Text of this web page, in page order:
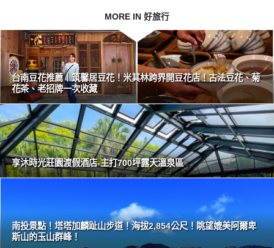
MORE IN 好旅行
台南豆花推薦｜筑馨居豆花！米其林跨界開豆花店！古法豆花、菊
花茶、老招牌一次收藏
享沐時光莊園渡假酒店-主打700坪露天溫泉區
南投景點！塔塔加麟趾山步道！海拔2,854公尺！眺望媲美阿爾卑
斯山的玉山群峰！